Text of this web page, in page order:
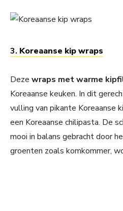
3. Koreaanse kip wraps
Deze wraps met warme
Koreaanse keuken. In dit
vulling van pikante Koreaanse
een Koreaanse chilipasta. De
mooi in balans gebracht door
groenten zoals komkommer,